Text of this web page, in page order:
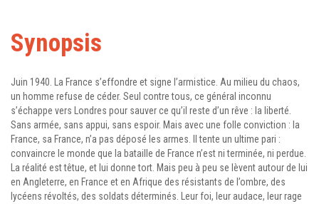
Synopsis
Juin 1940. La France s’effondre et signe l’armistice. Au milieu du chaos,
un homme refuse de céder. Seul contre tous, ce général inconnu
s’échappe vers Londres pour sauver ce qu’il reste d’un rêve : la liberté.
Sans armée, sans appui, sans espoir. Mais avec une folle conviction : la
France, sa France, n’a pas déposé les armes. Il tente un ultime pari :
convaincre le monde que la bataille de France n’est ni terminée, ni perdue.
La réalité est têtue, et lui donne tort. Mais peu à peu se lèvent autour de lui
en Angleterre, en France et en Afrique des résistants de l’ombre, des
lycéens révoltés, des soldats déterminés. Leur foi, leur audace, leur rage